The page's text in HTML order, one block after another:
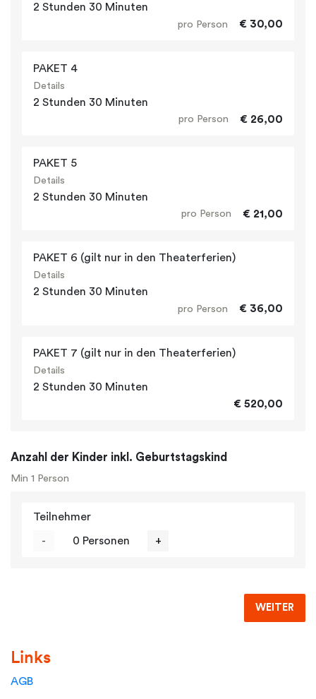
2 Stunden 30 Minuten
pro Person € 30,00
PAKET 4
Details
2 Stunden 30 Minuten
pro Person € 26,00
PAKET 5
Details
2 Stunden 30 Minuten
pro Person € 21,00
PAKET 6 (gilt nur in den Theaterferien)
Details
2 Stunden 30 Minuten
pro Person € 36,00
PAKET 7 (gilt nur in den Theaterferien)
Details
2 Stunden 30 Minuten
€ 520,00
Anzahl der Kinder inkl. Geburtstagskind
Min 1 Person
Teilnehmer
- 0 Personen +
WEITER
Links
AGB